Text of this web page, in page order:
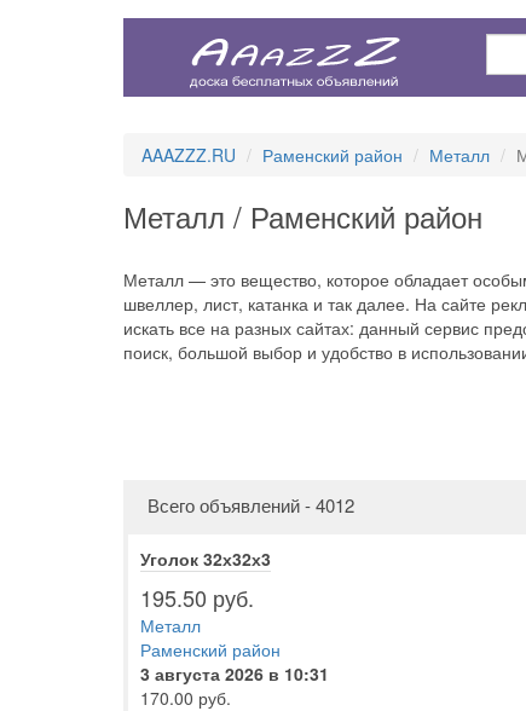
AAAZZZ.RU Раменский район Металл
Металл / Раменский район
Металл — это вещество, которое обладает
швеллер, лист, катанка и так далее. На сайте
искать все на разных сайтах: данный сервис
поиск, большой выбор и удобство в
Всего объявлений - 4012
Уголок 32х32х3
195.50 руб.
Металл
Раменский район
3 августа 2026 в 10:31
170.00 руб.